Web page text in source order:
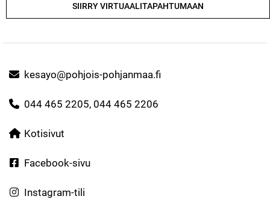
SIIRRY VIRTUAALITAPAHTUMAAN
kesayo@pohjois-pohjanmaa.fi
044 465 2205, 044 465 2206
Kotisivut
Facebook-sivu
Instagram-tili